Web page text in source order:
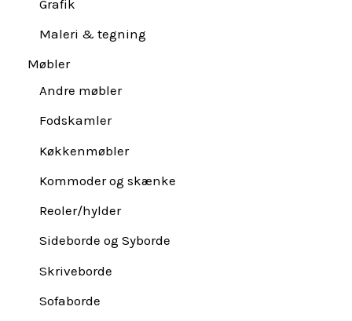
Grafik
Maleri & tegning
Møbler
Andre møbler
Fodskamler
Køkkenmøbler
Kommoder og skænke
Reoler/hylder
Sideborde og Syborde
Skriveborde
Sofaborde